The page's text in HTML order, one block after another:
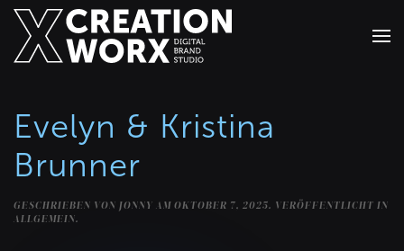
Zum Hauptinhalt springen
Evelyn & Kristina
Brunner
GESCHRIEBEN VON JONNY AM OKTOBER 7, 2025. VERÖFFENTLICHT IN
ALLGEMEIN.